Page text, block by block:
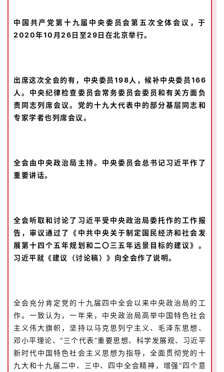
中国共产党第十九届中央委员会第五次全体会议，于
2020年10月26日至29日在北京举行。
出席这次全会的有，中央委员198人，候补中央委员166
人。中央纪律检查委员会常务委员会委员和有关方面负
责同志列席会议。党的十九大代表中的部分基层同志和
专家学者也列席会议。
全会由中央政治局主持。中央委员会总书记习近平作了
重要讲话。
全会听取和讨论了习近平受中央政治局委托作的工作报
告，审议通过了《中共中央关于制定国民经济和社会发
展第十四个五年规划和二〇三五年远景目标的建议》。
习近平就《建议（讨论稿）》向全会作了说明。
全会充分肯定党的十九届四中全会以来中央政治局的工
作。一致认为，一年来，中央政治局高举中国特色社会
主义伟大旗帜，坚持以马克思列宁主义、毛泽东思想、
邓小平理论、“三个代表”重要思想、科学发展观、习近平
新时代中国特色社会主义思想为指导，全面贯彻党的十
九大和十九届二中、三中、四中全会精神，增强“四个意